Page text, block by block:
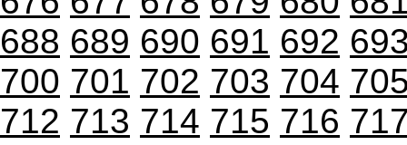
688 689 690 691 692
700 701 702 703 704
712 713 714 715 716